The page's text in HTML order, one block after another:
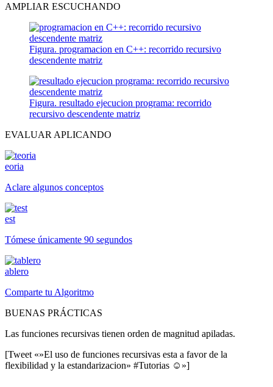
AMPLIAR ESCUCHANDO
Figura. programacion en C++: recorrido recursivo
descendente matriz
Figura. resultado ejecucion programa: recorrido
recursivo descendente matriz
EVALUAR APLICANDO
eoria
Aclare algunos conceptos
est
Tómese únicamente 90 segundos
ablero
Comparte tu Algoritmo
BUENAS PRÁCTICAS
Las funciones recursivas tienen orden de magnitud apiladas.
[Tweet «»El uso de funciones recursivas esta a favor de la
flexibilidad y la estandarizacion» #Tutorias ☺»]